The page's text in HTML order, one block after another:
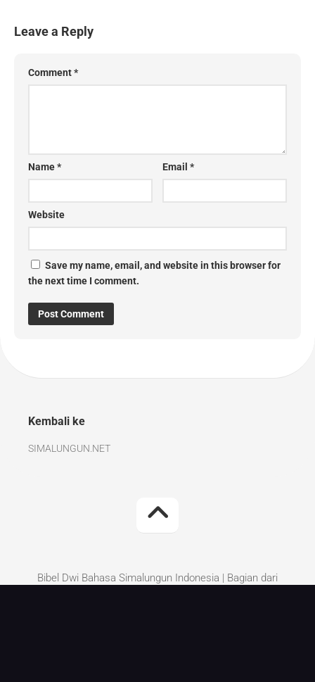
Leave a Reply
Comment*
Name* Email*
Website
Save my name, email, and website in this browser for
the next time I comment.
Kembali ke
SIMALUNGUN.NET
Bibel Dwi Bahasa Simalungun Indonesia | Bagian dari